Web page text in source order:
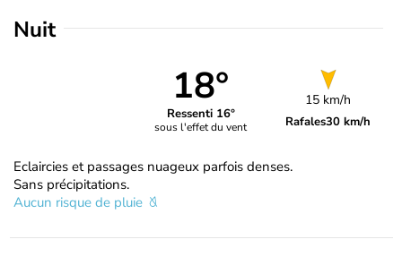
Nuit
18°
Ressenti 16°
sous l'effet du vent
15 km/h
Rafales30 km/h
Eclaircies et passages nuageux parfois denses.
Sans précipitations.
Aucun risque de pluie